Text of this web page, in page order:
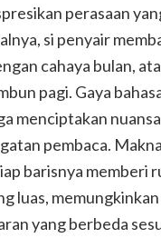
perasaan
si penyair
cahaya bulan,
pagi. Gaya
menciptakan
pembaca.
barisnya memberi
luas,
yang berbeda